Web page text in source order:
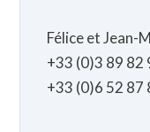
Félice et Jean-
+33 (0)3 89 82
+33 (0)6 52 87